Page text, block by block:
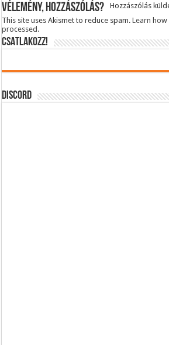
Vélemény, hozzászólás? Hozzászólás
This site uses Akismet to reduce spam.Learn
processed.
CSATLAKOZZ!
DISCORD